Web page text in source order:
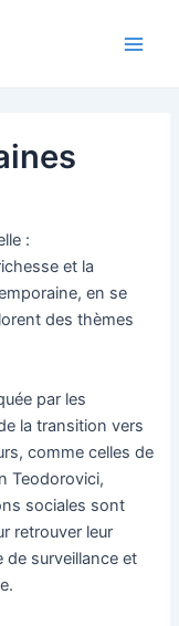
:
et la
en se
des thèmes
par les
la transition vers
comme celles de
Teodorovici,
sociales sont
retrouver leur
de surveillance et